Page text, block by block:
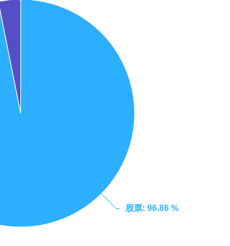
股票: 96.86 %